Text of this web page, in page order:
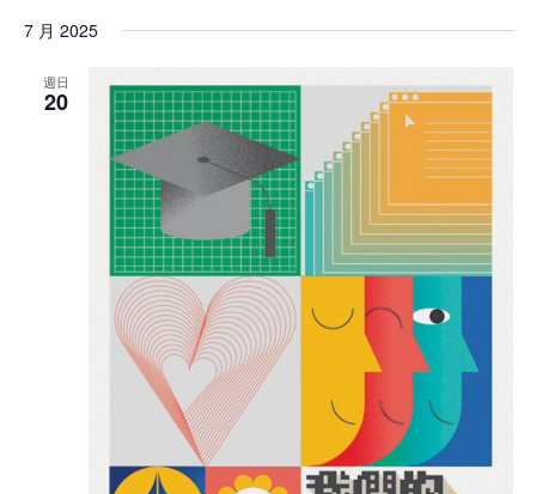
7 月 2025
週日
20